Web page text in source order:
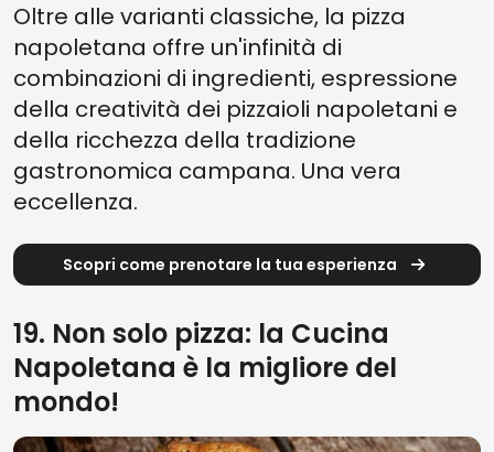
Oltre alle varianti classiche, la pizza
napoletana offre un'infinità di
combinazioni di ingredienti, espressione
della creatività dei pizzaioli napoletani e
della ricchezza della tradizione
gastronomica campana. Una vera
eccellenza.
Scopri come prenotare la tua esperienza
19. Non solo pizza: la Cucina
Napoletana è la migliore del
mondo!